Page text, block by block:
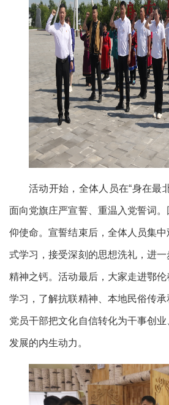
活动开始，全体人员在“身在最
面向党旗庄严宣誓、重温入党誓词
仰使命。宣誓结束后，全体人员集
式学习，接受深刻的思想洗礼，进
精神之钙。活动最后，大家走进鄂
学习，了解抗联精神、本地民俗传
党员干部把文化自信转化为干事创
发展的内生动力。